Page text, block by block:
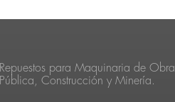
Repuestos para Maquinaria de Obra
Pública, Construcción y Minería.